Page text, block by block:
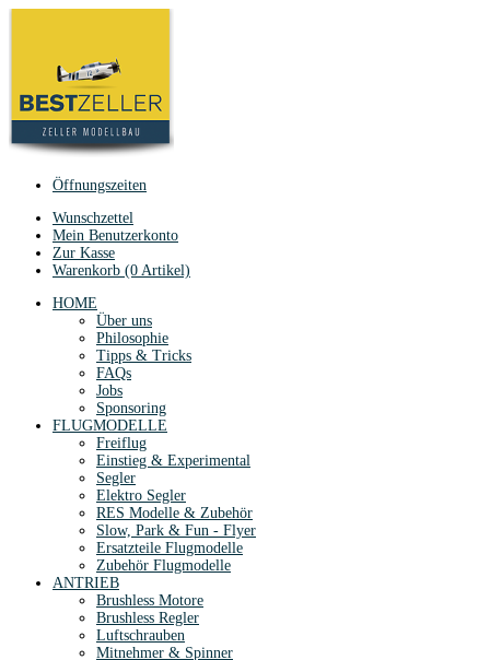
Öffnungszeiten
Wunschzettel
Mein Benutzerkonto
Zur Kasse
Warenkorb (0 Artikel)
HOME
Über uns
Philosophie
Tipps & Tricks
FAQs
Jobs
Sponsoring
FLUGMODELLE
Freiflug
Einstieg & Experimental
Segler
Elektro Segler
RES Modelle & Zubehör
Slow, Park & Fun - Flyer
Ersatzteile Flugmodelle
Zubehör Flugmodelle
ANTRIEB
Brushless Motore
Brushless Regler
Luftschrauben
Mitnehmer & Spinner